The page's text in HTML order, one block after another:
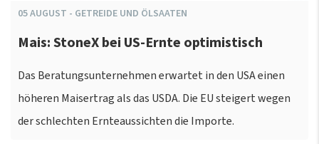
05AUGUST - GETREIDE UND ÖLSAATEN
Mais: StoneX bei US-Ernte optimistisch
Das Beratungsunternehmen erwartet in den USA einen
höheren Maisertrag als das USDA. Die EU steigert wegen
der schlechten Ernteaussichten die Importe.